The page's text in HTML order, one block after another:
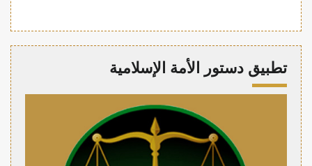
تطبيق دستور الأمة الإسلامية